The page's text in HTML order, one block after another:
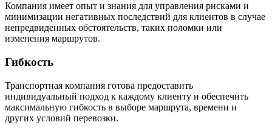
Компания имеет опыт и знания для управления рисками и
минимизации негативных последствий для клиентов в случае
непредвиденных обстоятельств, таких поломки или
изменения маршрутов.
Гибкость
Транспортная компания готова предоставить
индивидуальный подход к каждому клиенту и обеспечить
максимальную гибкость в выборе маршрута, времени и
других условий перевозки.